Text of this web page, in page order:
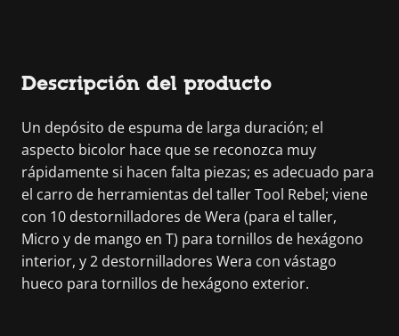
Descripción del producto
Un depósito de espuma de larga duración; el
aspecto bicolor hace que se reconozca muy
rápidamente si hacen falta piezas; es adecuado para
el carro de herramientas del taller Tool Rebel; viene
con 10 destornilladores de Wera (para el taller,
Micro y de mango en T) para tornillos de hexágono
interior, y 2 destornilladores Wera con vástago
hueco para tornillos de hexágono exterior.